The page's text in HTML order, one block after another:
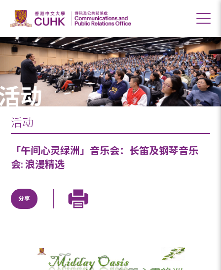
动
活动
「午间心灵绿洲」音乐会：长笛及钢琴音乐
会: 浪漫精选
分享